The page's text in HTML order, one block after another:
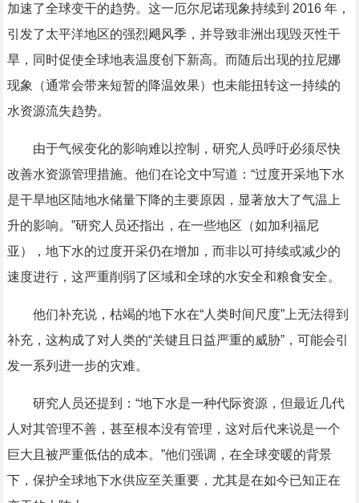
加速了全球变干的趋势。这一厄尔尼诺现象持续到 2016 年，
引发了太平洋地区的强烈飓风季，并导致非洲出现毁灭性干
旱，同时促使全球地表温度创下新高。而随后出现的拉尼娜
现象（通常会带来短暂的降温效果）也未能扭转这一持续的
水资源流失趋势。
由于气候变化的影响难以控制，研究人员呼吁必须尽快
改善水资源管理措施。他们在论文中写道：“过度开采地下水
是干旱地区陆地水储量下降的主要原因，显著放大了气温上
升的影响。”研究人员还指出，在一些地区（如加利福尼
亚），地下水的过度开采仍在增加，而非以可持续或减少的
速度进行，这严重削弱了区域和全球的水安全和粮食安全。
他们补充说，枯竭的地下水在“人类时间尺度”上无法得到
补充，这构成了对人类的“关键且日益严重的威胁”，可能会引
发一系列进一步的灾难。
研究人员还提到：“地下水是一种代际资源，但最近几代
人对其管理不善，甚至根本没有管理，这对后代来说是一个
巨大且被严重低估的成本。”他们强调，在全球变暖的背景
下，保护全球地下水供应至关重要，尤其是在如今已知正在